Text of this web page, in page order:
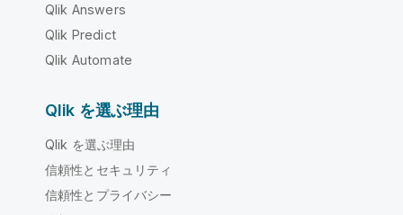
Qlik Answers
Qlik Predict
Qlik Automate
Qlik を選ぶ理由
Qlik を選ぶ理由
信頼性とセキュリティ
信頼性とプライバシー